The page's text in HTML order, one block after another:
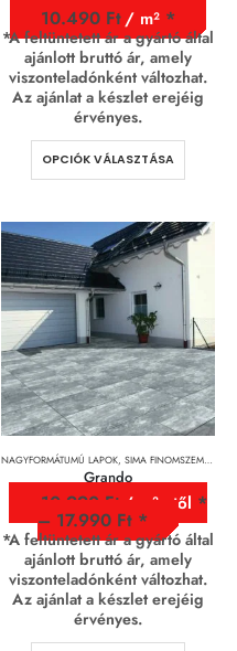
10.490 Ft/ m²
*A feltüntetett ár a gyártó által
ajánlott bruttó ár, amely
viszonteladónként változhat.
Az ajánlat a készlet erejéig
érvényes.
OPCIÓK VÁLASZTÁSA
,TÉRKÖVEK, TÉRKŐRENDSZEREK ÉS LAPOK
NAGYFORMÁTUMÚ LAPOK, SIMA FINOMSZEMCSÉS FELÜLETŰ TÉRKÖVEK
Grando
10.990 Ft / m² - től
– 17.990 Ft
*A feltüntetett ár a gyártó által
ajánlott bruttó ár, amely
viszonteladónként változhat.
Az ajánlat a készlet erejéig
érvényes.